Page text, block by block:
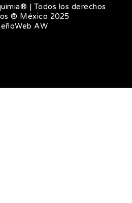
k
a
m
| Todos los derechos
® México 2025
AW